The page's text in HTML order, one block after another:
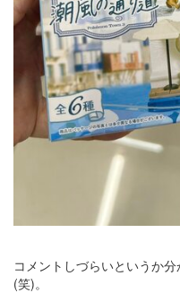
コメントしづらいというか
(笑)。